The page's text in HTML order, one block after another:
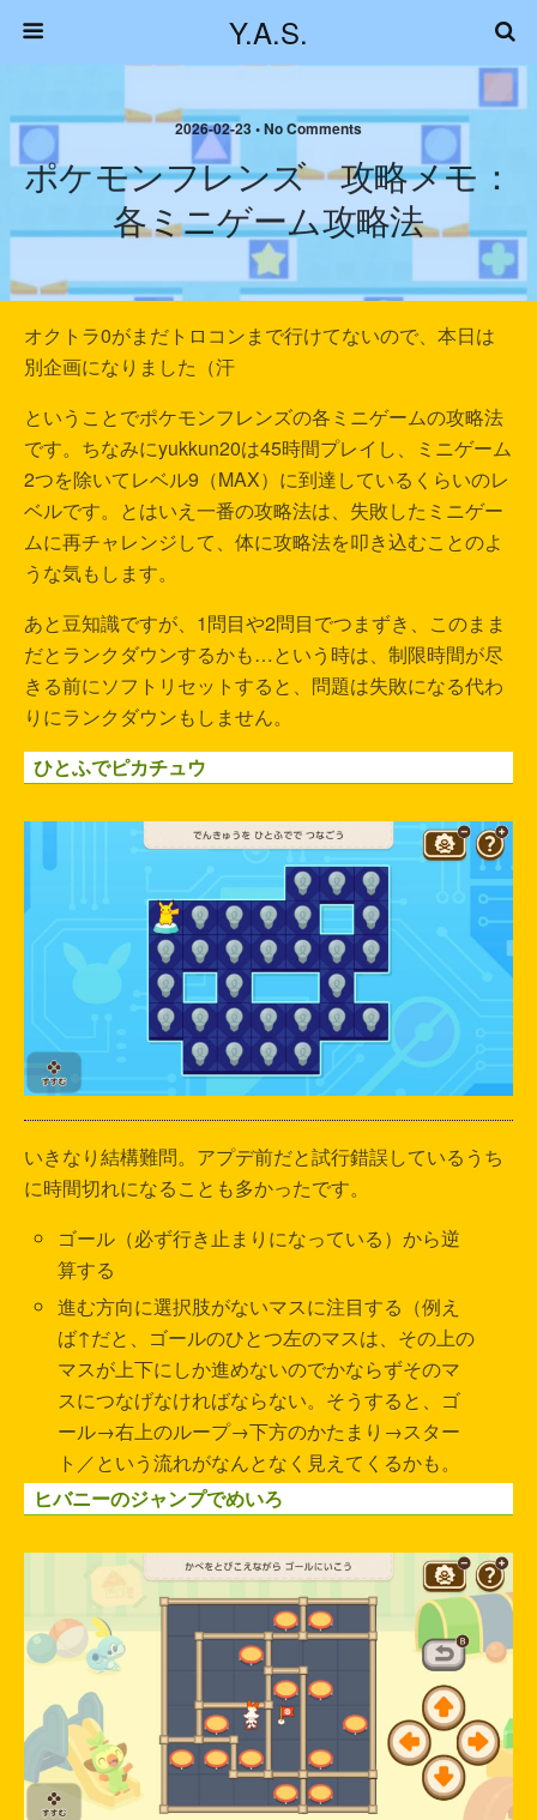
Y.A.S.
2026-02-23 • No Comments
ポケモンフレンズ 攻略メモ：
各ミニゲーム攻略法
オクトラ0がまだトロコンまで行けてないので、本日は
別企画になりました（汗
ということでポケモンフレンズの各ミニゲームの攻略法
です。ちなみにyukkun20は45時間プレイし、ミニゲーム
2つを除いてレベル9（MAX）に到達しているくらいのレ
ベルです。とはいえ一番の攻略法は、失敗したミニゲー
ムに再チャレンジして、体に攻略法を叩き込むことのよ
うな気もします。
あと豆知識ですが、1問目や2問目でつまずき、このまま
だとランクダウンするかも…という時は、制限時間が尽
きる前にソフトリセットすると、問題は失敗になる代わ
りにランクダウンもしません。
ひとふでピカチュウ
いきなり結構難問。アプデ前だと試行錯誤しているうち
に時間切れになることも多かったです。
ゴール（必ず行き止まりになっている）から逆
算する
進む方向に選択肢がないマスに注目する（例え
ば↑だと、ゴールのひとつ左のマスは、その上の
マスが上下にしか進めないのでかならずそのマ
スにつなげなければならない。そうすると、ゴ
ール→右上のループ→下方のかたまり→スター
ト／という流れがなんとなく見えてくるかも。
ヒバニーのジャンプでめいろ